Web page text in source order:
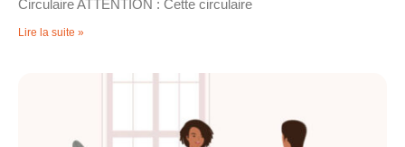
Circulaire ATTENTION : Cette circulaire
Lire la suite »